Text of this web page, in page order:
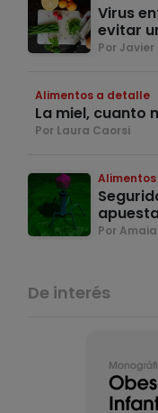
Virus
evitar
Por Javier
Alimentos a detalle
La miel, cuanto
Por Laura Caorsi
Por
De interés